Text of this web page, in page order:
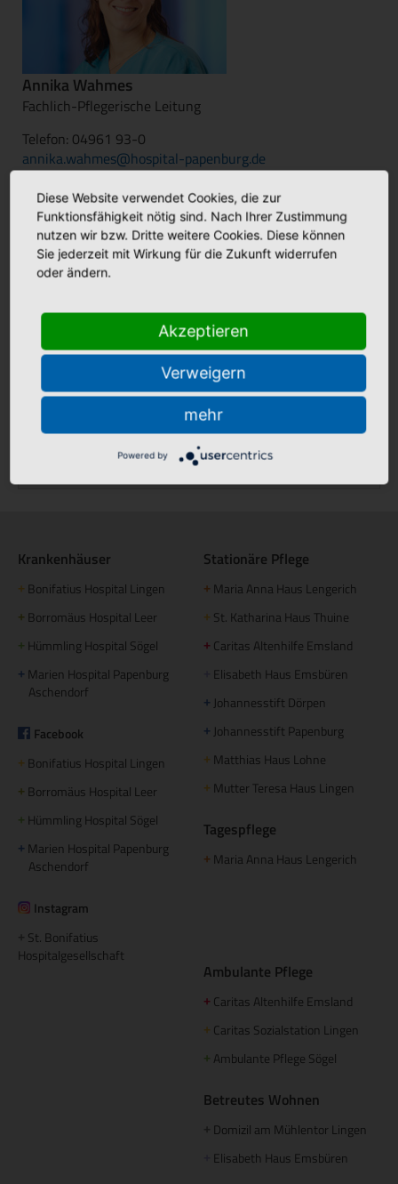
Annika Wahmes
Fachlich-Pflegerische Leitung
Telefon: 04961 93-0
annika.wahmes@hospital-papenburg.de
weitere Informationen
Stellenmarkt
Klinikfinder
Krankenhäuser
+ Bonifatius Hospital Lingen
+ Borromäus Hospital Leer
+ Hümmling Hospital Sögel
+ Marien Hospital Papenburg
Aschendorf
Facebook
+ Bonifatius Hospital Lingen
+ Borromäus Hospital Leer
+ Hümmling Hospital Sögel
+ Marien Hospital Papenburg
Aschendorf
Instagram
St. Bonifatius
Hospitalgesellschaft
Stationäre Pflege
+ Maria Anna Haus Lengerich
+ St. Katharina Haus Thuine
+ Caritas Altenhilfe Emsland
Elisabeth Haus Emsbüren
+ Johannesstift Dörpen
+ Johannesstift Papenburg
+ Matthias Haus Lohne
+ Mutter Teresa Haus Lingen
Tagespflege
+ Maria Anna Haus Lengerich
Ambulante Pflege
+ Caritas Altenhilfe Emsland
+ Caritas Sozialstation Lingen
+ Ambulante Pflege Sögel
Betreutes Wohnen
Domizil am Mühlentor Lingen
Elisabeth Haus Emsbüren
Diese Website verwendet Cookies, die zur
Funktionsfähigkeit nötig sind. Nach Ihrer Zustimmung
nutzen wir bzw. Dritte weitere Cookies. Diese können
Sie jederzeit mit Wirkung für die Zukunft widerrufen
oder ändern.
Akzeptieren
Verweigern
mehr
Powered by